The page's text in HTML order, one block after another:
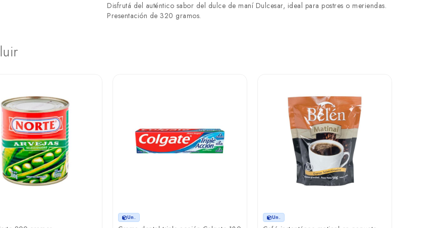
Disfrutá del auténtico sabor del dulce de maní Dulcesar, ideal para postres o meriendas.
Presentación de 320 gramos.
Un. Un.